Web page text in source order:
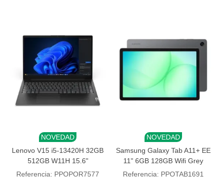
NOVEDAD
Lenovo V15 i5-13420H 32GB
512GB W11H 15.6"
Referencia: PPOPOR7577
NOVEDAD
Samsung Galaxy Tab A11+ EE
11" 6GB 128GB Wifi Grey
Referencia: PPOTAB1691